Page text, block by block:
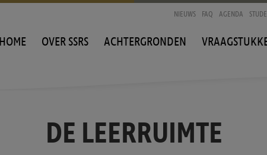
NIEUWS FAQ AGENDA
HOME OVER SSRS ACHTERGRONDEN
DE LEERRUIMTE